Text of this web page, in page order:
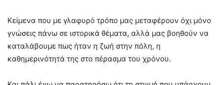
Κείμενα που με γλαφυρό τρόπο μας μεταφέρουν όχι μόνο
γνώσεις πάνω σε ιστορικά θέματα, αλλά μας βοηθούν να
καταλάβουμε πως ήταν η ζωή στην πόλη, η
καθημερινότητά της στο πέρασμα του χρόνου.